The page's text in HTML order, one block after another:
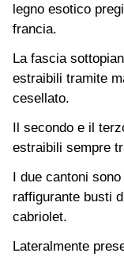
legno esotico
francia.
La fascia
estraibili tramite
cesellato.
Il secondo e il
estraibili sempre
I due cantoni
raffigurante busti
cabriolet.
Lateralmente